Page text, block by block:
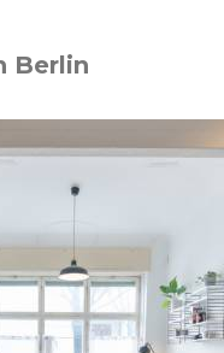
Berlin